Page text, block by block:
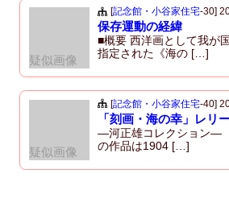
疑似画像
[記念館・小谷家住宅-30]
保存運動の経緯
■概要 西洋画として我が
指定された《海の […]
疑似画像
[記念館・小谷家住宅-40]
「刻画・海の幸」レリ
―河正雄コレクション―
の作品は1904 […]